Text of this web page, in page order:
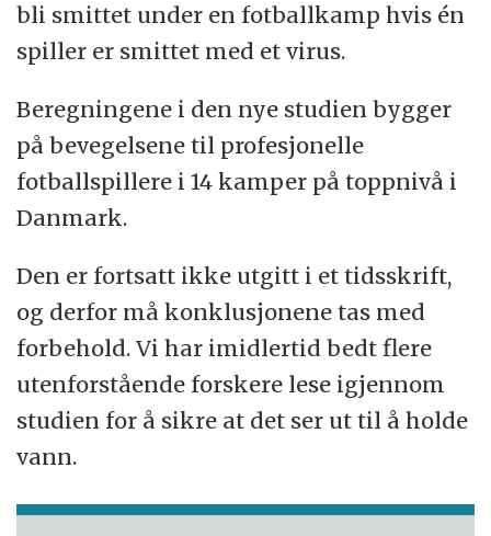
bli smittet under en fotballkamp hvis én
spiller er smittet med et virus.
Beregningene i den nye studien bygger
på bevegelsene til profesjonelle
fotballspillere i 14 kamper på toppnivå i
Danmark.
Den er fortsatt ikke utgitt i et tidsskrift,
og derfor må konklusjonene tas med
forbehold. Vi har imidlertid bedt flere
utenforstående forskere lese igjennom
studien for å sikre at det ser ut til å holde
vann.